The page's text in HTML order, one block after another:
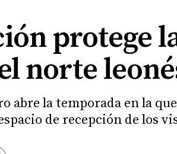
protege
norte
abre la temporada en la
de recepción de los